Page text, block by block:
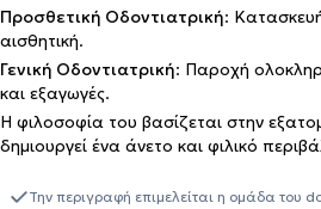
Προσθετική Οδοντιατρική:
αισθητική.
Γενική Οδοντιατρική: Παροχή
και εξαγωγές.
Η φιλοσοφία του βασίζεται στην
δημιουργεί ένα άνετο και φιλικό
Την περιγραφή επιμελείται η ομάδα του